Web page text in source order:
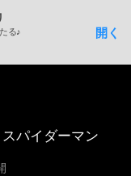
る♪ 開く
パイダーマン